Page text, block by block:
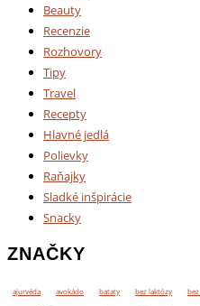
Beauty
Recenzie
Rozhovory
Tipy
Travel
Recepty
Hlavné jedlá
Polievky
Raňajky
Sladké inšpirácie
Snacky
ZNAČKY
ajurvéda avokádo bataty bez laktózy